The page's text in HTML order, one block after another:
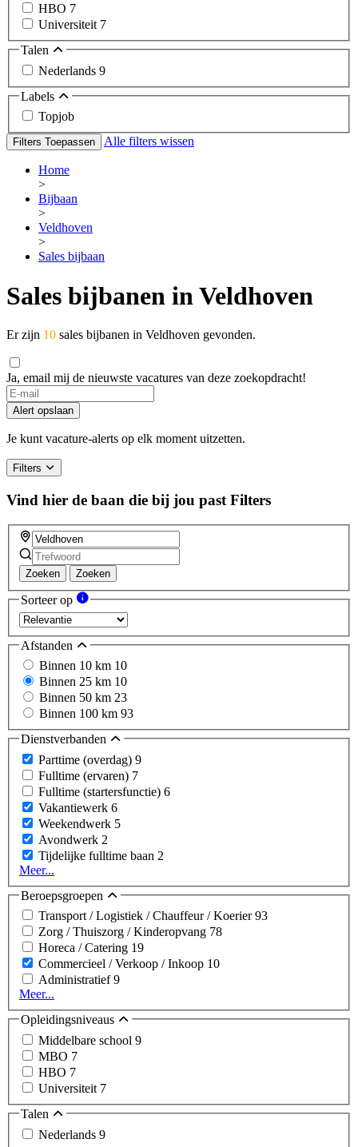
HBO 7
Universiteit 7
Talen
Nederlands 9
Labels
Topjob
Filters Toepassen Alle filters wissen
Home
>
Bijbaan
>
Veldhoven
>
Sales bijbaan
Sales bijbanen in Veldhoven
Er zijn 10 sales bijbanen in Veldhoven gevonden.
Ja, email mij de nieuwste vacatures van deze zoekopdracht!
Alert opslaan
Je kunt vacature-alerts op elk moment uitzetten.
Filters
Vind hier de baan die bij jou past Filters
Zoeken Zoeken
Sorteer op
Afstanden
Binnen 10 km 10
Binnen 25 km 10
Binnen 50 km 23
Binnen 100 km 93
Dienstverbanden
Parttime (overdag) 9
Fulltime (ervaren) 7
Fulltime (startersfunctie) 6
Vakantiewerk 6
Weekendwerk 5
Avondwerk 2
Tijdelijke fulltime baan 2
Meer...
Beroepsgroepen
Transport / Logistiek / Chauffeur / Koerier93
Zorg / Thuiszorg / Kinderopvang 78
Horeca / Catering 19
Commercieel / Verkoop / Inkoop 10
Administratief9
Meer...
Opleidingsniveaus
Middelbare school 9
MBO 7
HBO 7
Universiteit 7
Talen
Nederlands 9